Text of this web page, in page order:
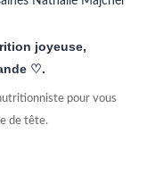
joyeuse,
♡.
pour vous
de tête.